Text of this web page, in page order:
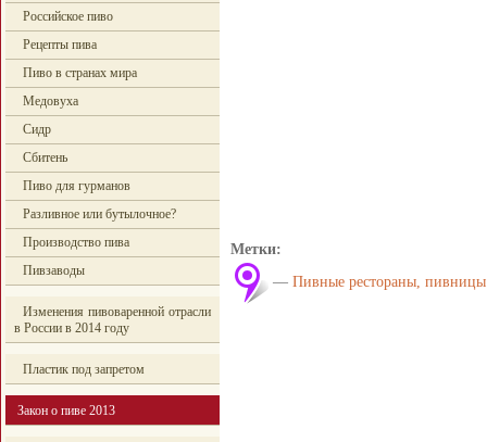
Российское пиво
Рецепты пива
Пиво в странах мира
Медовуха
Сидр
Сбитень
Пиво для гурманов
Разливное или бутылочное?
Производство пива
Пивзаводы
Изменения пивоваренной отрасли
в России в 2014 году
Пластик под запретом
Закон о пиве 2013
Метки:
— Пивные рестораны, пивницы